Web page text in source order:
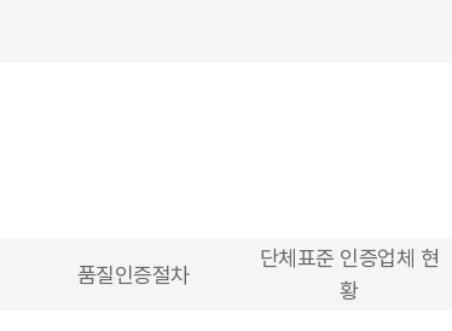
품질인증절차
단체표준 인증업체 현
황